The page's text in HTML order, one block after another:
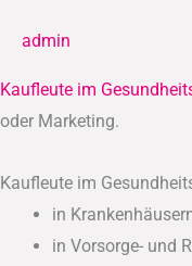
admin
Kaufleute im
oder Marketing.
Kaufleute im
in
in Vorsorge- und
(IHK)